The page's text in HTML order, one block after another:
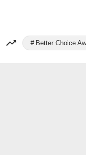
Better Choice